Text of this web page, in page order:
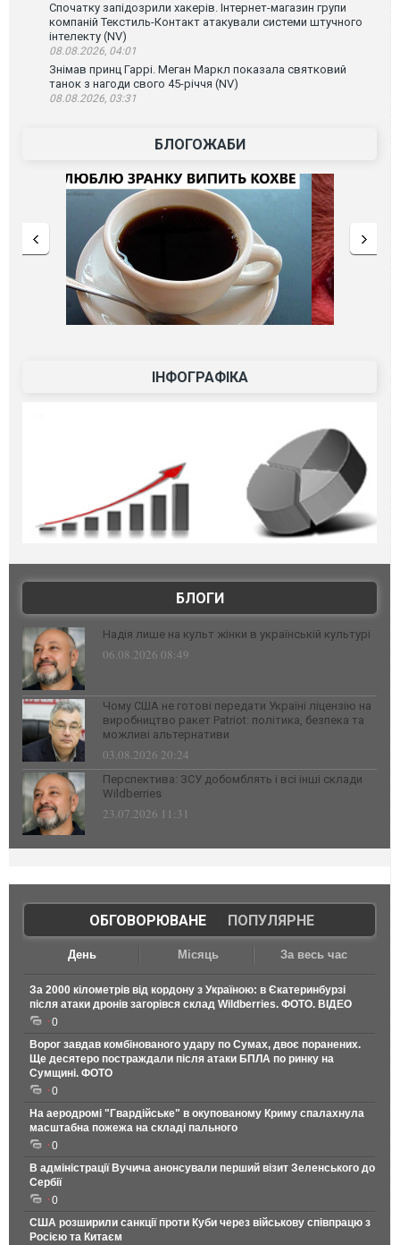
Спочатку запідозрили хакерів. Інтернет-магазин групи
компаній Текстиль-Контакт атакували системи штучного
інтелекту (NV)
08.08.2026, 04:01
Знімав принц Гаррі. Меган Маркл показала святковий
танок з нагоди свого 45-річчя (NV)
08.08.2026, 03:31
БЛОГОЖАБИ
ІНФОГРАФІКА
БЛОГИ
Надія лише на культ жінки в українській культурі
06.08.2026 08:49
Чому США не готові передати Україні ліцензію на
виробництво ракет Patriot: політика, безпека та
можливі альтернативи
03.08.2026 20:24
Перспектива: ЗСУ добомблять і всі інші склади
Wildberries
23.07.2026 11:31
ОБГОВОРЮВАНЕ| ПОПУЛЯРНЕ
День Місяць За весь час
За 2000 кілометрів від кордону з Україною: в Єкатеринбурзі
після атаки дронів загорівся склад Wildberries. ФОТО. ВІДЕО
0
Ворог завдав комбінованого удару по Сумах, двоє поранених.
Ще десятеро постраждали після атаки БПЛА по ринку на
Сумщині. ФОТО
0
На аеродромі "Гвардійське" в окупованому Криму спалахнула
масштабна пожежа на складі пального
0
В адміністрації Вучича анонсували перший візит Зеленського до
Сербії
0
США розширили санкції проти Куби через військову співпрацю з
Росією та Китаєм